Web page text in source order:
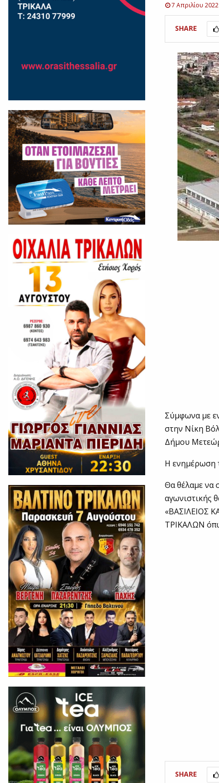
7 Απριλίου 2022
SHARE
Σύμφωνα με
στην Νίκη
Δήμου
Η ενημέρωση
Θα θέλαμε να
αγωνιστικής
«ΒΑΣΙΛΕΙΟΣ
ΤΡΙΚΑΛΩΝ
SHARE